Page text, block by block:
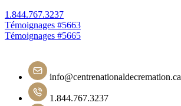
1.844.767.3237
Navigation
de
l'article
Témoignages #5663
Témoignages #5665
info@centrenationaldecremation.ca
1.844.767.3237